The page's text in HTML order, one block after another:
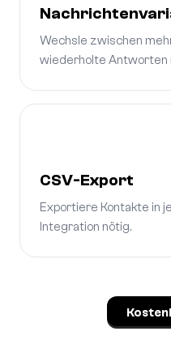
Wechsle zwischen
wiederholte Antworten
CSV-Export
Exportiere Kontakte in
Integration nötig.